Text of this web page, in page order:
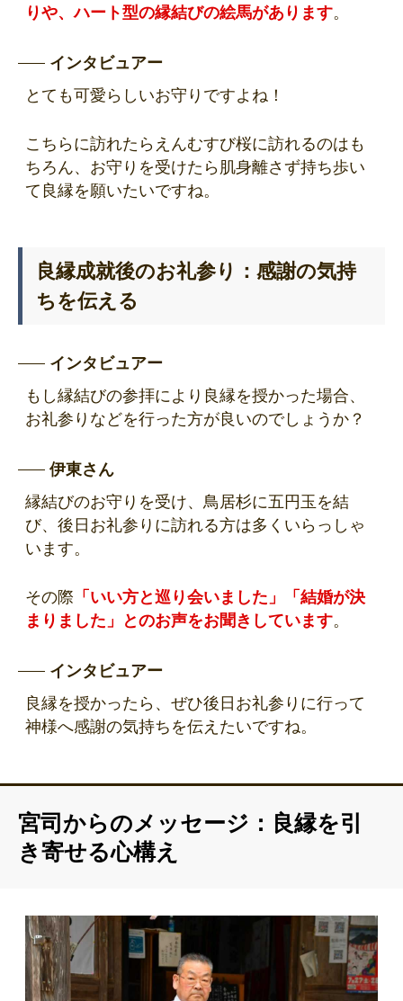
りや、ハート型の縁結びの絵馬があります。
インタビュアー
とても可愛らしいお守りですよね！
こちらに訪れたらえんむすび桜に訪れるのはも
ちろん、お守りを受けたら肌身離さず持ち歩い
て良縁を願いたいですね。
良縁成就後のお礼参り：感謝の気持
ちを伝える
インタビュアー
もし縁結びの参拝により良縁を授かった場合、
お礼参りなどを行った方が良いのでしょうか？
伊東さん
縁結びのお守りを受け、鳥居杉に五円玉を結
び、後日お礼参りに訪れる方は多くいらっしゃ
います。
その際 「いい方と巡り会いました」「結婚が決
まりました」とのお声をお聞きしています。
インタビュアー
良縁を授かったら、ぜひ後日お礼参りに行って
神様へ感謝の気持ちを伝えたいですね。
宮司からのメッセージ：良縁を引
き寄せる心構え